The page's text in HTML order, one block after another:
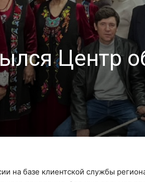
Центр
на базе клиентской службы